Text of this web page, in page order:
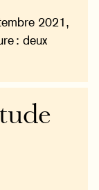
2021,
: deux